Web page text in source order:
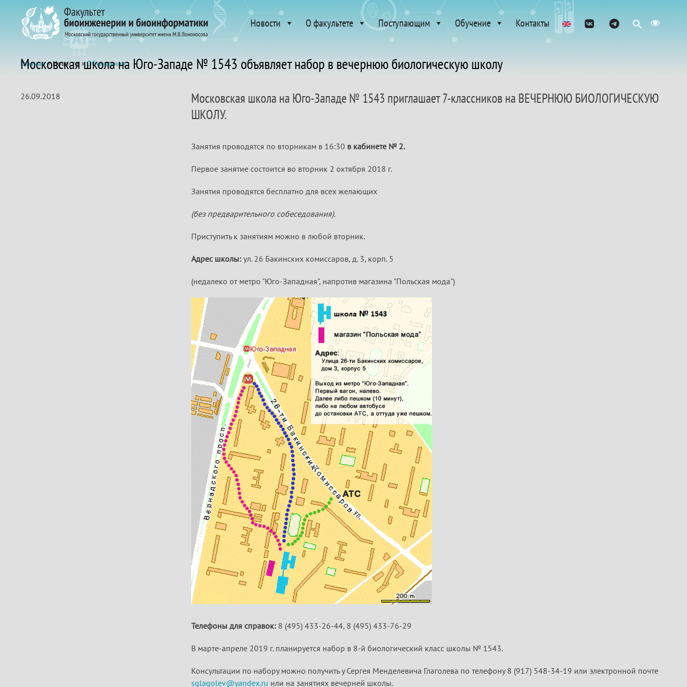
Новости О факультете Поступающим Обучение Контакты
Главная» Новости »Объявления
Московская школа на Юго-Западе № 1543 объявляет набор в вечернюю биологическую школу
26.09.2018
Московская школа на Юго-Западе № 1543 приглашает 7-классников на ВЕЧЕРНЮЮ БИОЛОГИЧЕСКУЮ
ШКОЛУ.
Занятия проводятся по вторникам в 16:30 в кабинете № 2.
Первое занятие состоится во вторник 2 октября 2018 г.
Занятия проводятся бесплатно для всех желающих
(без предварительного собеседования).
Приступить к занятиям можно в любой вторник.
Адрес школы: ул. 26 Бакинских комиссаров, д. 3, корп. 5
(недалеко от метро "Юго-Западная", напротив магазина "Польская мода")
Телефоны для справок: 8 (495) 433-26-44, 8 (495) 433-76-29
В марте-апреле 2019 г. планируется набор в 8-й биологический класс школы № 1543.
Консультации по набору можно получить у Сергея Менделевича Глаголева по телефону 8 (917) 548-34-19 или электронной почте
sglagolev@yandex.ru или на занятиях вечерней школы.